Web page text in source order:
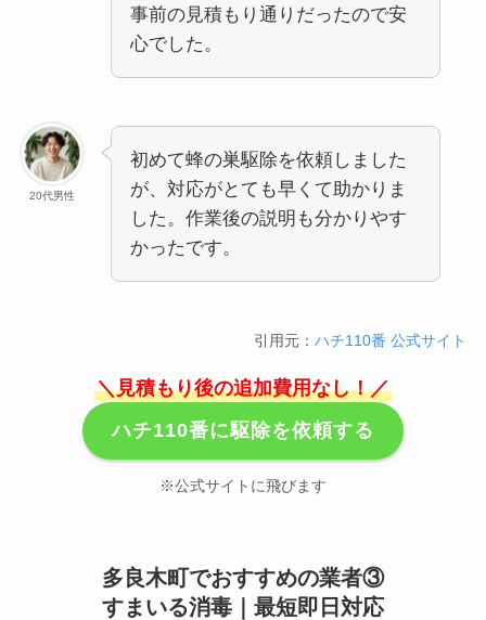
事前の見積もり通りだったので安
心でした。
20代男性
初めて蜂の巣駆除を依頼しました
が、対応がとても早くて助かりま
した。作業後の説明も分かりやす
かったです。
引用元：ハチ110番 公式サイト
＼見積もり後の追加費用なし！／
ハチ110番に駆除を依頼する
※公式サイトに飛びます
多良木町でおすすめの業者③
すまいる消毒｜最短即日対応